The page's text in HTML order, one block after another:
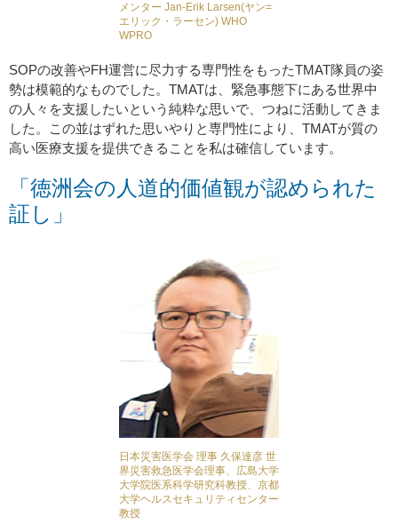
メンター Jan-Erik Larsen(ヤン=
エリック・ラーセン) WHO
WPRO
SOPの改善やFH運営に尽力する専門性をもったTMAT隊員の姿
勢は模範的なものでした。TMATは、緊急事態下にある世界中
の人々を支援したいという純粋な思いで、つねに活動してきま
した。この並はずれた思いやりと専門性により、TMATが質の
高い医療支援を提供できることを私は確信しています。
「徳洲会の人道的価値観が認められた
証し」
日本災害医学会 理事 久保達彦 世
界災害救急医学会理事、広島大学
大学院医系科学研究科教授、京都
大学ヘルスセキュリティセンター
教授